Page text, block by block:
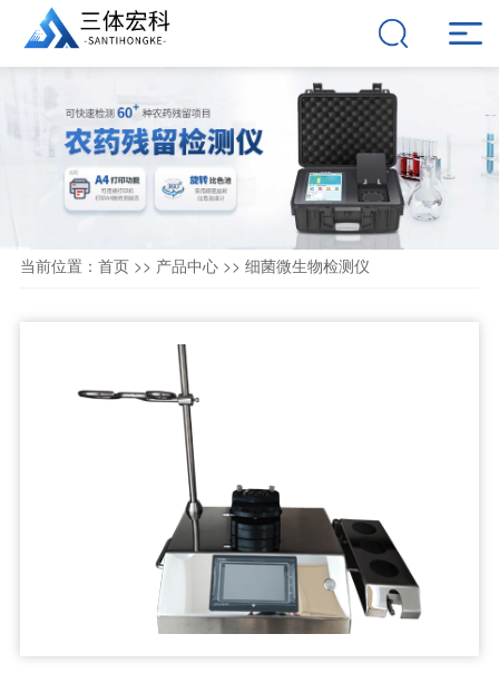
当前位置： 首页>> 产品中心>> 细菌微生物检测仪